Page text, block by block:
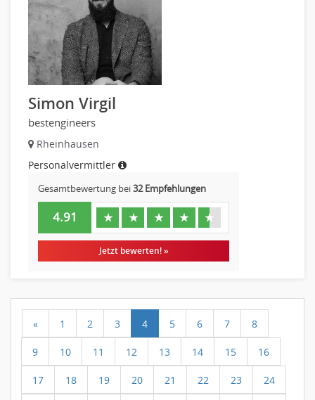
Simon Virgil
bestengineers
Rheinhausen
Personalvermittler
Gesamtbewertung bei32 Empfehlungen
4.91 ★ ★ ★ ★ ★
Jetzt bewerten! »
« 1 2 3 4 5 6 7 8
9 10 11 12 13 14 15 16
17 18 19 20 21 22 23 24